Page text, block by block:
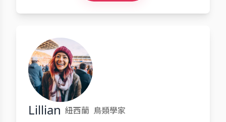
Lillian 紐西蘭 鳥類學家